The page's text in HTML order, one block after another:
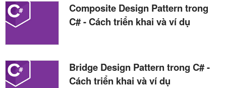
Composite Design Pattern trong
C# - Cách triển khai và ví dụ
Bridge Design Pattern trong C# -
Cách triển khai và ví dụ